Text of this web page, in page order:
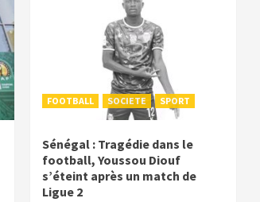
FOOTBALL SOCIETE SPORT
Sénégal : Tragédie dans le
football, Youssou Diouf
s’éteint après un match de
Ligue 2